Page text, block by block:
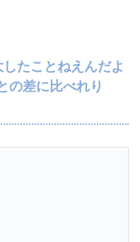
したことねえんだよ
の差に比べれり